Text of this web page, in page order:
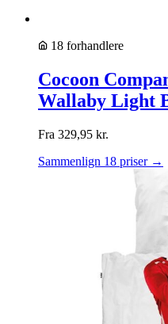
18 forhandlere
Cocoon
Wallaby Light
Fra 329,95 kr.
Sammenlign 18 priser →